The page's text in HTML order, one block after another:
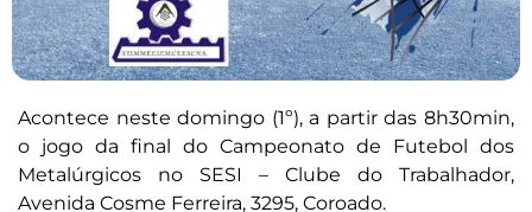
Acontece neste domingo (1º), a partir das 8h30min,
o jogo da final do Campeonato de Futebol dos
Metalúrgicos no SESI – Clube do Trabalhador,
Avenida Cosme Ferreira, 3295, Coroado.